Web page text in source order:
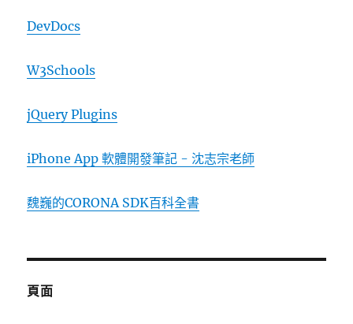
DevDocs
W3Schools
jQuery Plugins
iPhone App 軟體開發筆記 - 沈志宗老師
魏巍的CORONA SDK百科全書
頁面